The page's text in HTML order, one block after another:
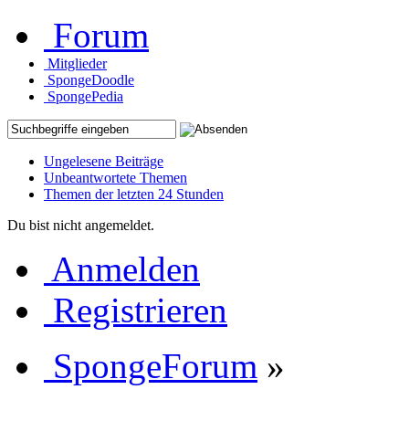
Forum
Mitglieder
SpongeDoodle
SpongePedia
Ungelesene Beiträge
Unbeantwortete Themen
Themen der letzten 24 Stunden
Du bist nicht angemeldet.
Anmelden
Registrieren
SpongeForum »